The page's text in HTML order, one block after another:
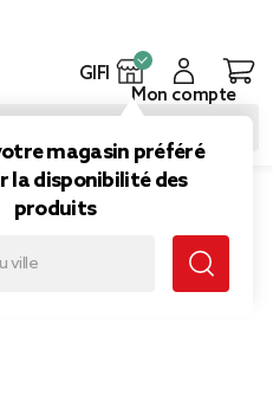
GIFI
magasin préféré
la disponibilité des
produits
Mon compte
100gr -